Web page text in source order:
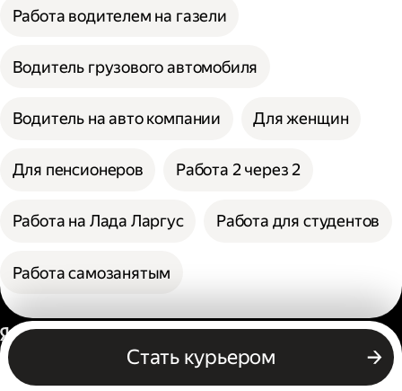
Работа водителем на газели
Водитель грузового автомобиля
Водитель на авто компании Для женщин
Для пенсионеров Работа 2 через 2
Работа на Лада Ларгус Работа для студентов
Работа самозанятым
Стать курьером
Россия
Бизнесу